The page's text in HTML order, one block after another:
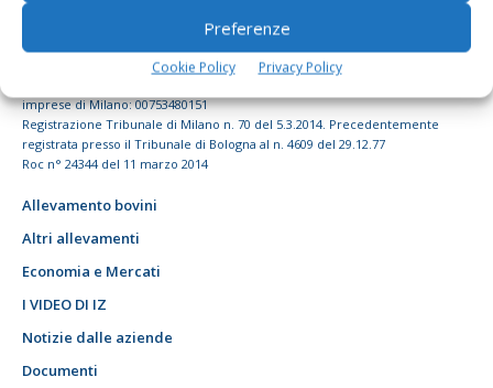
Preferenze
Cookie Policy Privacy Policy
© Tecniche Nuove Spa. Tutti i diritti riservati. Sede legale Via Eritrea 21 -
imprese di Milano: 00753480151
Registrazione Tribunale di Milano n. 70 del 5.3.2014. Precedentemente
registrata presso il Tribunale di Bologna al n. 4609 del 29.12.77
Roc n° 24344 del 11 marzo 2014
Allevamento bovini
Altri allevamenti
Economia e Mercati
I VIDEO DI IZ
Notizie dalle aziende
Documenti